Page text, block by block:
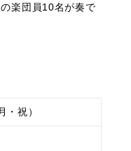
楽団員10名が奏で
・祝）